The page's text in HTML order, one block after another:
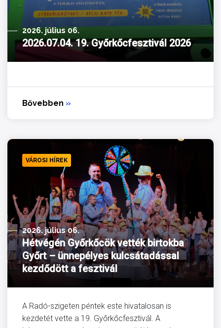
2026. július 06.
2026.07.04. 19. Győrkőcfesztivál 2026
Bővebben »
VÁROSI HÍREK
2026. július 06.
Hétvégén Győrkőcök vették birtokba
Győrt – ünnepélyes kulcsátadással
kezdődött a fesztivál
A Radó-szigeten péntek este hivatalosan is
kezdetét vette a 19. Győrkőcfesztivál. A